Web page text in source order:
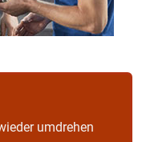
umdrehen